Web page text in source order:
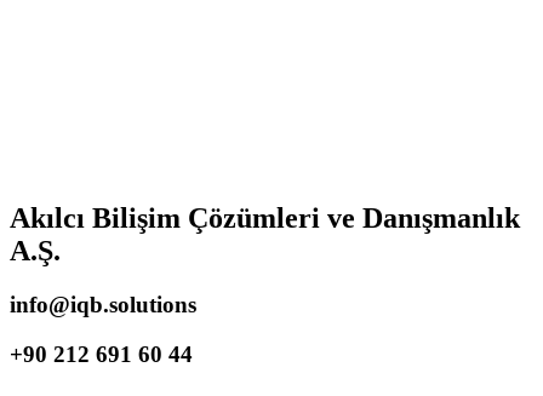
Akılcı Bilişim Çözümleri ve Danışmanlık
A.Ş.
info@iqb.solutions
+90 212 691 60 44